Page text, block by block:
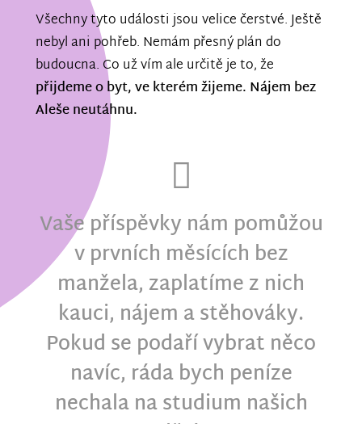
Všechny tyto události jsou velice čerstvé. Ještě
nebyl ani pohřeb. Nemám přesný plán do
budoucna. Co už vím ale určitě je to, že
přijdeme o byt, ve kterém žijeme. Nájem bez
Aleše neutáhnu.
Vaše příspěvky nám pomůžou
v prvních měsících bez
manžela, zaplatíme z nich
kauci, nájem a stěhováky.
Pokud se podaří vybrat něco
navíc, ráda bych peníze
nechala na studium našich